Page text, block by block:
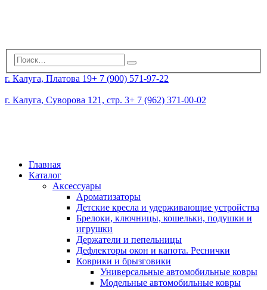
г. Калуга, Платова 19+ 7 (900) 571-97-22
г. Калуга, Суворова 121, стр. 3+ 7 (962) 371-00-02
Главная
Каталог
Аксессуары
Ароматизаторы
Детские кресла и удерживающие устройства
Брелоки, ключницы, кошельки, подушки и
игрушки
Держатели и пепельницы
Дефлекторы окон и капота. Реснички
Коврики и брызговики
Универсальные автомобильные ковры
Модельные автомобильные ковры